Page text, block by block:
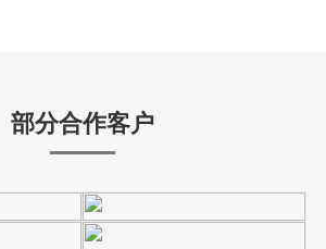
部分合作客户